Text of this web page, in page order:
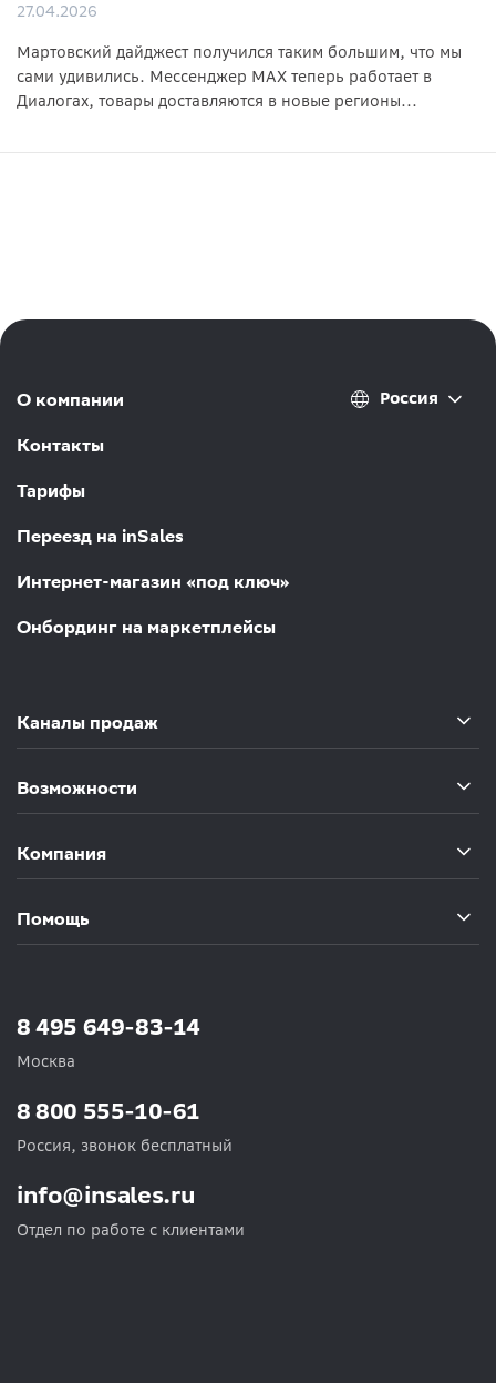
27.04.2026
Мартовский дайджест получился таким большим, что мы
сами удивились. Мессенджер MAX теперь работает в
Диалогах, товары доставляются в новые регионы...
О компании
Контакты
Тарифы
Переезд на inSales
Интернет-магазин «под ключ»
Онбординг на маркетплейсы
Россия
Каналы продаж
Возможности
Компания
Помощь
8 495 649-83-14
Москва
info@insales.ru
Отдел по работе с клиентами
8 800 555-10-61
Россия, звонок бесплатный